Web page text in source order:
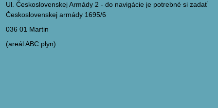
Ul. Československej Armády 2 - do navigácie je potrebné si zadať
Československej armády 1695/6
036 01 Martin
(areál ABC plyn)